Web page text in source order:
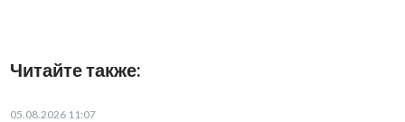
Читайте также:
05.08.2026 11:07